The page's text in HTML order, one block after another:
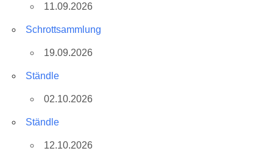
11.09.2026
Schrottsammlung
19.09.2026
Ständle
02.10.2026
Ständle
12.10.2026